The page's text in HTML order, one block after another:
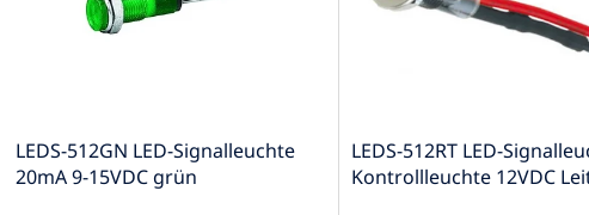
nd
LEDS-512GN LED-Signalleuchte
20mA 9-15VDC grün
LEDS-512RT LED-
Kontrollleuchte 12VDC